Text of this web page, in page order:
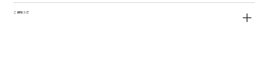
ご使用方法